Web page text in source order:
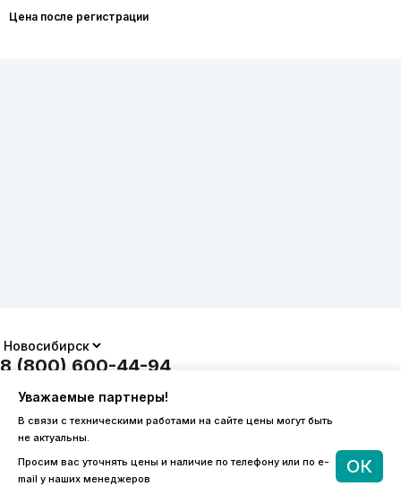
Цена после регистрации
Уважаемые партнеры!
В связи с техническими работами на сайте цены могут быть
не актуальны.
Просим вас уточнять цены и наличие по телефону или по e-
mail у наших менеджеров
ОК
8 (800) 600-44-94
order@sibvols.ru
О компании
Каталог
Контакты